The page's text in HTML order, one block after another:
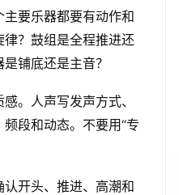
要乐器都要有动作和
？鼓组是全程推进还
铺底还是主音？
。人声写发声方式、
段和动态。不要用“专
开头、推进、高潮和